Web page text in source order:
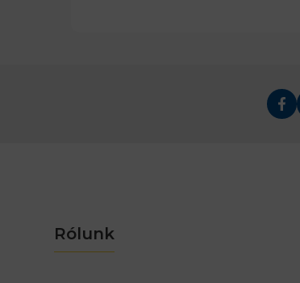
Rólunk